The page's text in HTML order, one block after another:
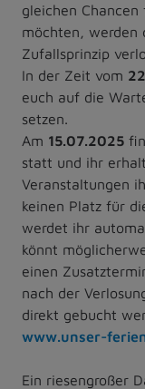
gleichen
möchten, werden
Zufallsprinzip
In der Zeit vom
euch auf die
setzen.
Am 15.07.2025
statt und ihr
Veranstaltungen
keinen Platz für
werdet ihr
könnt
einen
nach der
direkt gebucht
www.unser-
Ein riesengroßer